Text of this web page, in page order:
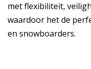
met flexibiliteit,
waardoor het de
en snowboarders.